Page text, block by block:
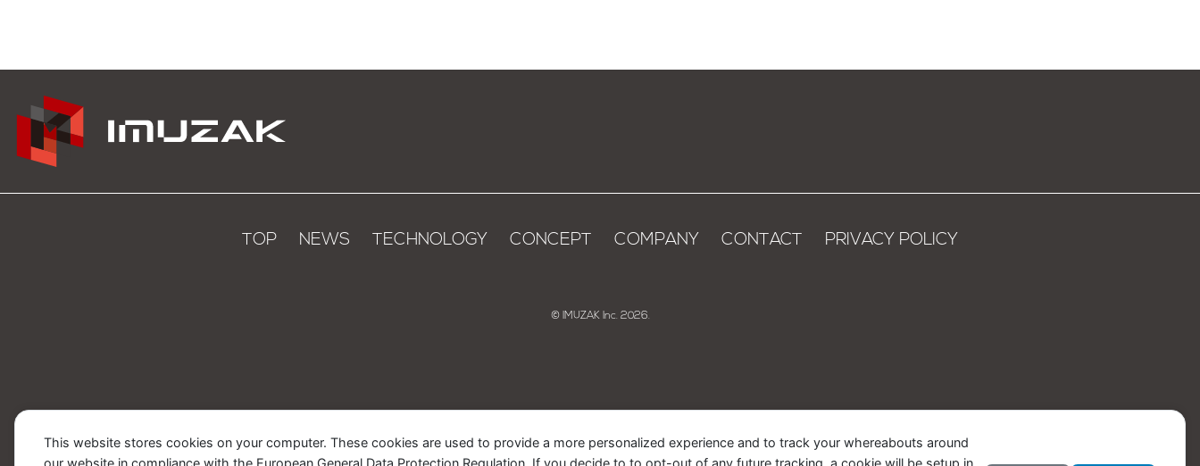
TOP NEWS TECHNOLOGY CONCEPT COMPANY CONTACT PRIVACY POLICY
© IMUZAK Inc. 2026.
This website stores cookies on your computer. These cookies are used to provide a more personalized experience and to track your whereabouts around
our website in compliance with the European General Data Protection Regulation. If you decide to to opt-out of any future tracking, a cookie will be setup in